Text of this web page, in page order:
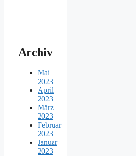
Archiv
Mai
2023
April
2023
März
2023
Februar
2023
Januar
2023